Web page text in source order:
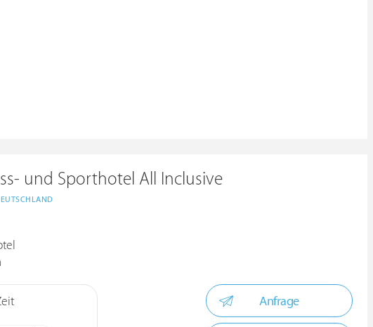
und Sporthotel All Inclusive
Anfrage